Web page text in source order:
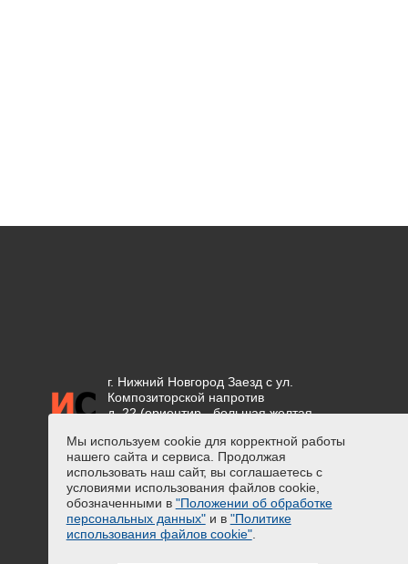
г. Нижний Новгород Заезд с ул.
Композиторской напротив
д. 22 (ориентир - большая желтая
Положение об обработке
персональных данных
Предупреждение о сборе
персональных данных
Политика использования файлов
Мы используем cookie для корректной работы
нашего сайта и сервиса. Продолжая
использовать наш сайт, вы соглашаетесь с
условиями использования файлов cookie,
обозначенными в "Положении об обработке
персональных данных"и в "Политике
использования файлов cookie".